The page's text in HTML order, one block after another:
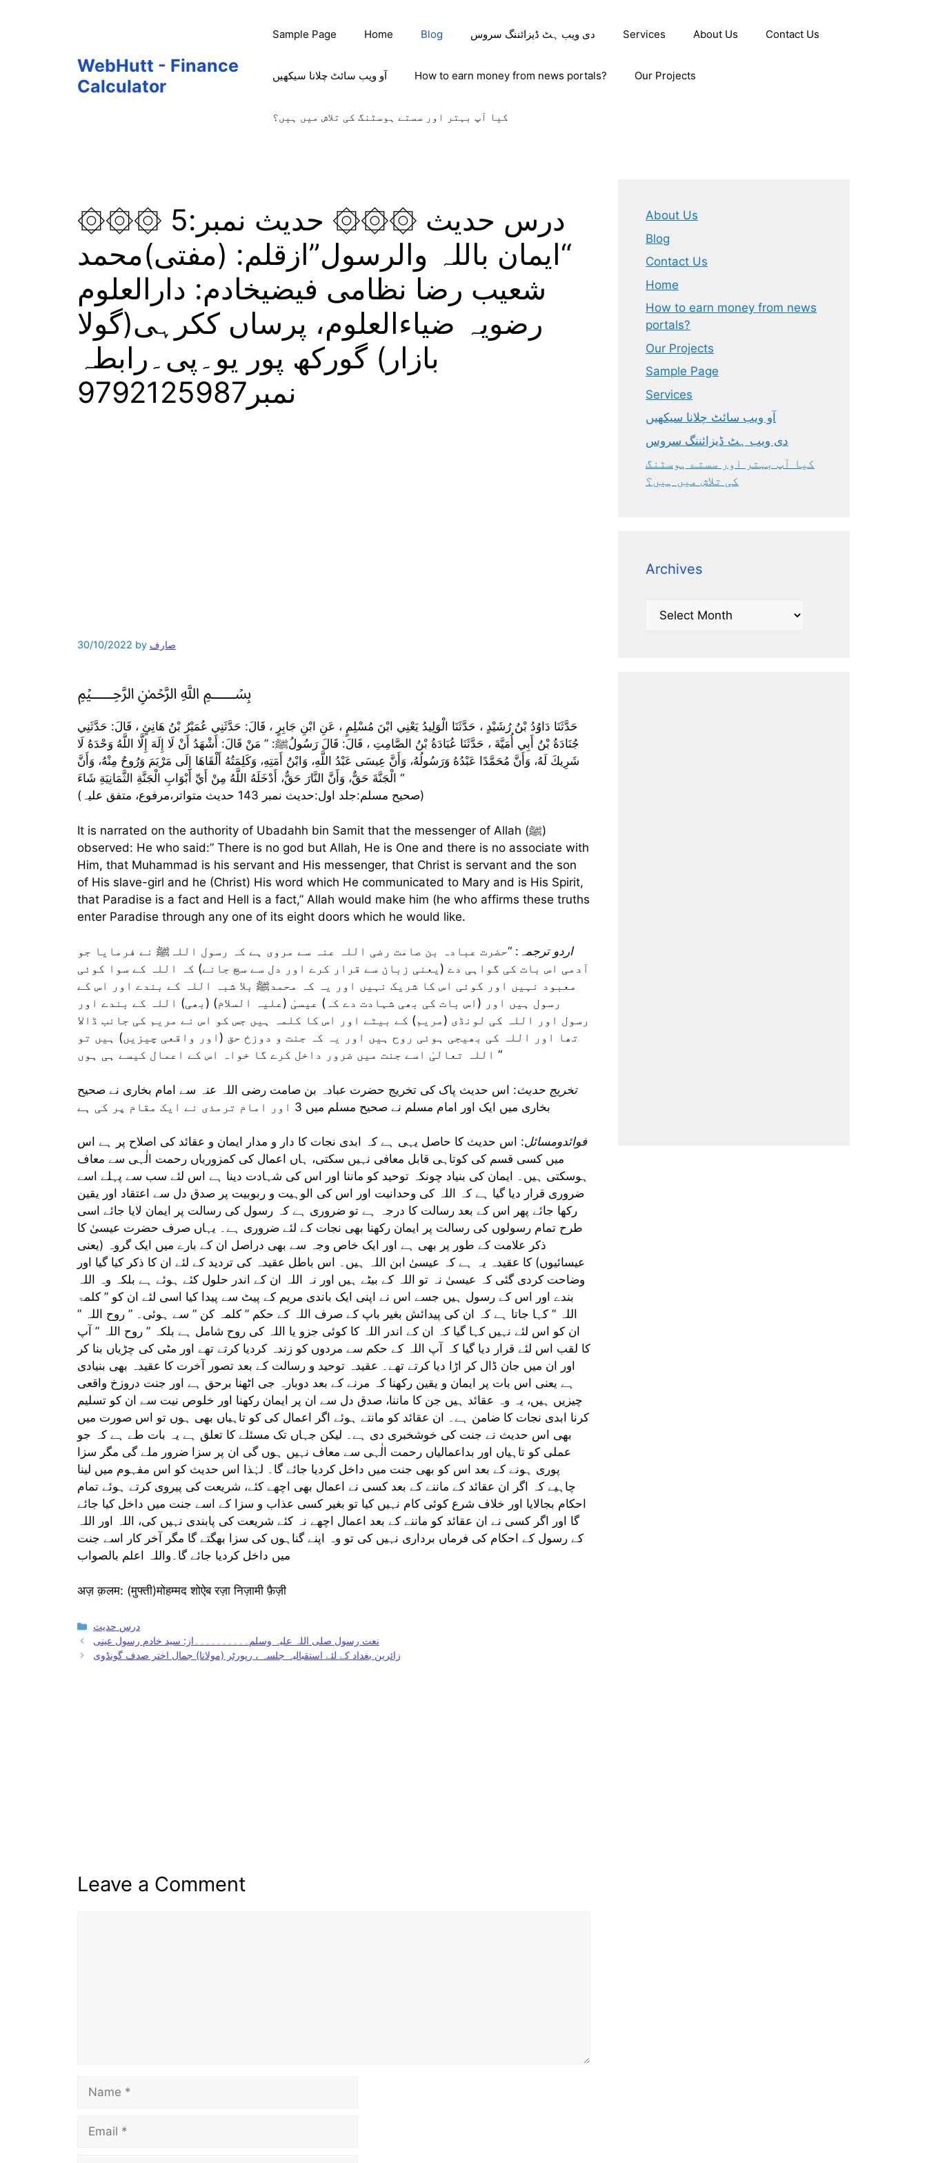
WebHutt - Finance
Calculator
Sample Page Home Blog دی ویب ہٹ ڈیزائننگ سروس Services About Us Contact Us
آو ویب سائٹ چلانا سیکھیں How to earn money from news portals? Our Projects
کیا آپ بہتر اور سستے ہوسٹنگ کی تلاش میں ہیں؟
۞۞۞ درس حدیث ۞۞۞ حدیث نمبر:5
“ایمان باللہ والرسول”ازقلم: (مفتی)محمد
شعیب رضا نظامی فیضیخادم: دارالعلوم
رضویہ ضیاءالعلوم، پرساں ککرہی(گولا
بازار) گورکھ پور یو۔پی۔رابطہ
نمبر9792125987
30/10/2022 by صارف
﷽
حَدَّثَنَا دَاوُدُ بْنُ رُشَيْدٍ ، حَدَّثَنَا الْوَلِيدُ يَعْنِي ابْنَ مُسْلِمٍ ، عَنِ ابْنِ جَابِرٍ ، قَالَ:‌‌‌‏ حَدَّثَنِي عُمَيْرُ بْنُ هَانِئٍ ، قَالَ:‌‌‌‏ حَدَّثَنِي
جُنَادَةُ بْنُ أَبِي أُمَيَّةَ ، حَدَّثَنَا عُبَادَةُ بْنُ الصَّامِتِ ، قَالَ:‌‌‌‏ قَالَ رَسُولُﷺ:‌‌‌‏ ” مَنْ قَالَ:‌‌‌‏ أَشْهَدُ أَنْ لَا إِلَهَ إِلَّا اللَّهُ وَحْدَهُ لَا
شَرِيكَ لَهُ، ‌‌‌‌‌‏وَأَنَّ مُحَمَّدًا عَبْدُهُ وَرَسُولُهُ، ‌‌‌‌‌‏وَأَنَّ عِيسَى عَبْدُ اللَّهِ، ‌‌‌‌‌‏وَابْنُ أَمَتِهِ، ‌‌‌‌‌‏وَكَلِمَتُهُ أَلْقَاهَا إِلَى مَرْيَمَ وَرُوحٌ مِنْهُ، ‌‌‌‌‌‏وَأَنَّ
الْجَنَّةَ حَقٌّ، ‌‌‌‌‌‏وَأَنَّ النَّارَ حَقٌّ، ‌‌‌‌‌‏أَدْخَلَهُ اللَّهُ مِنْ أَيِّ أَبْوَابِ الْجَنَّةِ الثَّمَانِيَةِ شَاءَ “
(صحیح مسلم:جلد اول:حدیث نمبر 143 حدیث متواتر،مرفوع، متفق علیہ)
It is narrated on the authority of Ubadahh bin Samit that the messenger of Allah (ﷺ)
observed: He who said:” There is no god but Allah, He is One and there is no associate with
Him, that Muhammad is his servant and His messenger, that Christ is servant and the son
of His slave-girl and he (Christ) His word which He communicated to Mary and is His Spirit,
that Paradise is a fact and Hell is a fact,” Allah would make him (he who affirms these truths
enter Paradise through any one of its eight doors which he would like.
اردو ترجمہ : “حضرت عبادہ بن صامت رضی اللہ عنہ سے مروی ہے کہ رسول اللہﷺ نے فرمایا جو
آدمی اس بات کی گواہی دے (یعنی زبان سے قرار کرے اور دل سے سچ جانے) کہ اللہ کے سوا کوئی
معبود نہیں اور کوئی اس کا شریک نہیں اور یہ کہ محمدﷺ بلا شبہ اللہ کے بندے اور اس کے
رسول ہیں اور (اس بات کی بھی شہادت دے کہ) عیسیٰ (علیہ السلام) (بھی) اللہ کے بندے اور
رسول اور اللہ کی لونڈی (مریم) کے بیٹے اور اس کا کلمہ ہیں جس کو اس نے مریم کی جانب ڈالا
تھا اور اللہ کی بھیجی ہوئی روح ہیں اور یہ کہ جنت و دوزخ حق (اور واقعی چیزیں) ہیں تو
اللہ تعالیٰ اسے جنت میں ضرور داخل کرے گا خواہ اس کے اعمال کیسے ہی ہوں “
تخریج حدیث: اس حدیث پاک کی تخریج حضرت عبادہ بن صامت رضی اللہ عنہ سے امام بخاری نے صحیح
بخاری میں ایک اور امام مسلم نے صحیح مسلم میں 3 اور امام ترمذی نے ایک مقام پر کی ہے
فوائدومسائل: اس حدیث کا حاصل یہی ہے کہ ابدی نجات کا دار و مدار ایمان و عقائد کی اصلاح پر ہے اس
میں کسی قسم کی کوتاہی قابل معافی نہیں سکتی، ہاں اعمال کی کمزوریاں رحمت الٰہی سے معاف
ہوسکتی ہیں۔ ایمان کی بنیاد چونکہ توحید کو ماننا اور اس کی شہادت دینا ہے اس لئے سب سے پہلے اسے
ضروری قرار دیا گیا ہے کہ اللہ کی وحدانیت اور اس کی الوہیت و ربوبیت پر صدق دل سے اعتقاد اور یقین
رکھا جائے پھر اس کے بعد رسالت کا درجہ ہے تو ضروری ہے کہ رسول کی رسالت پر ایمان لایا جائے اسی
طرح تمام رسولوں کی رسالت پر ایمان رکھنا بھی نجات کے لئے ضروری ہے۔ یہاں صرف حضرت عیسیٰ کا
ذکر علامت کے طور پر بھی ہے اور ایک خاص وجہ سے بھی دراصل ان کے بارے میں ایک گروہ (یعنی
عیسائیوں) کا عقیدہ یہ ہے کہ عیسیٰ ابن اللہ ہیں۔ اس باطل عقیدہ کی تردید کے لئے ان کا ذکر کیا گیا اور
وضاحت کردی گئی کہ عیسیٰ نہ تو اللہ کے بیٹے ہیں اور نہ اللہ ان کے اندر حلول کئے ہوئے ہے بلکہ وہ اللہ
بندے اور اس کے رسول ہیں جسے اس نے اپنی ایک باندی مریم کے پیٹ سے پیدا کیا اسی لئے ان کو ” کلمۃ
اللہ ” کہا جاتا ہے کہ ان کی پیدائش بغیر باپ کے صرف اللہ کے حکم ” کلمہ کن ” سے ہوئی۔ ” روح اللہ ”
ان کو اس لئے نہیں کہا گیا کہ ان کے اندر اللہ کا کوئی جزو یا اللہ کی روح شامل ہے بلکہ ” روح اللہ ” آپ
کا لقب اس لئے قرار دیا گیا کہ آپ اللہ کے حکم سے مردوں کو زندہ کردیا کرتے تھے اور مٹی کی چڑیاں بنا کر
اور ان میں جان ڈال کر اڑا دیا کرتے تھے۔ عقیدہ توحید و رسالت کے بعد تصور آخرت کا عقیدہ بھی بنیادی
ہے یعنی اس بات پر ایمان و یقین رکھنا کہ مرنے کے بعد دوبارہ جی اٹھنا برحق ہے اور جنت دروزخ واقعی
چیزیں ہیں، یہ وہ عقائد ہیں جن کا ماننا، صدق دل سے ان پر ایمان رکھنا اور خلوص نیت سے ان کو تسلیم
کرنا ابدی نجات کا ضامن ہے۔ ان عقائد کو مانتے ہوئے اگر اعمال کی کو تاہیاں بھی ہوں تو اس صورت میں
بھی اس حدیث نے جنت کی خوشخبری دی ہے۔ لیکن جہاں تک مسئلے کا تعلق ہے یہ بات طے ہے کہ جو
عملی کو تاہیاں اور بداعمالیاں رحمت الٰہی سے معاف نہیں ہوں گی ان پر سزا ضرور ملے گی مگر سزا
پوری ہونے کے بعد اس کو بھی جنت میں داخل کردیا جائے گا۔ لہٰذا اس حدیث کو اس مفہوم میں لینا
چاہیے کہ اگر ان عقائد کے ماننے کے بعد کسی نے اعمال بھی اچھے کئے، شریعت کی پیروی کرتے ہوئے تمام
احکام بجالایا اور خلاف شرع کوئی کام نہیں کیا تو بغیر کسی عذاب و سزا کے اسے جنت میں داخل کیا جائے
گا اور اگر کسی نے ان عقائد کو ماننے کے بعد اعمال اچھے نہ کئے شریعت کی پابندی نہیں کی، اللہ اور اللہ
کے رسول کے احکام کی فرماں برداری نہیں کی تو وہ اپنے گناہوں کی سزا بھگتے گا مگر آخر کار اسے جنت
میں داخل کردیا جائے گا۔واللہ اعلم بالصواب
अज़ क़लम: (मुफ्ती)मोहम्मद शोऐब रज़ा निज़ामी फ़ैज़ी
Categories
درس حدیث
نعت رسول صلی اللہ علیہ وسلم۔۔۔۔۔۔۔۔۔۔از: سید خادم رسول عینی
زائرین بغداد کے لئے استقبالیہ جلسہ ، رپورٹر (مولانا) جمال اختر صدف گونڈوی
Leave a Comment
Name
Email
About Us
Blog
Contact Us
Home
How to earn money from news
portals?
Our Projects
Sample Page
Services
آو ویب سائٹ چلانا سیکھیں
دی ویب ہٹ ڈیزائننگ سروس
کیا آپ بہتر اور سستے ہوسٹنگ
کی تلاش میں ہیں؟
Archives
Archives